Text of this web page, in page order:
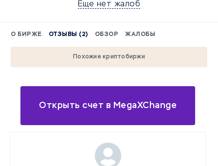
Еще нет жалоб
О БИРЖЕ ОТЗЫВЫ (2) ОБЗОР ЖАЛОБЫ
Похожие криптобиржи
Открыть счет в MegaXChange